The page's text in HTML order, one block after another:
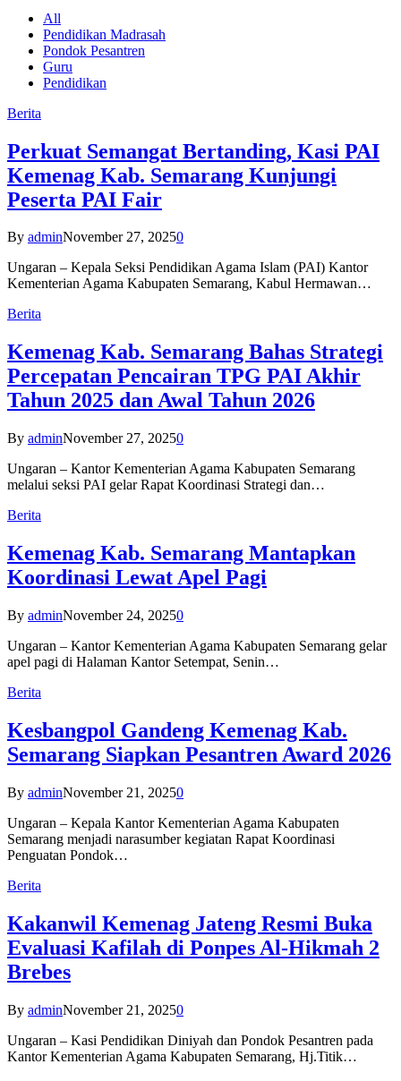
All
Pendidikan Madrasah
Pondok Pesantren
Guru
Pendidikan
Berita
Perkuat Semangat Bertanding, Kasi PAI
Kemenag Kab. Semarang Kunjungi
Peserta PAI Fair
By adminNovember 27, 20250
Ungaran – Kepala Seksi Pendidikan Agama Islam (PAI) Kantor
Kementerian Agama Kabupaten Semarang, Kabul Hermawan…
Berita
Kemenag Kab. Semarang Bahas Strategi
Percepatan Pencairan TPG PAI Akhir
Tahun 2025 dan Awal Tahun 2026
By adminNovember 27, 20250
Ungaran – Kantor Kementerian Agama Kabupaten Semarang
melalui seksi PAI gelar Rapat Koordinasi Strategi dan…
Berita
Kemenag Kab. Semarang Mantapkan
Koordinasi Lewat Apel Pagi
By adminNovember 24, 20250
Ungaran – Kantor Kementerian Agama Kabupaten Semarang gelar
apel pagi di Halaman Kantor Setempat, Senin…
Berita
Kesbangpol Gandeng Kemenag Kab.
Semarang Siapkan Pesantren Award 2026
By adminNovember 21, 20250
Ungaran – Kepala Kantor Kementerian Agama Kabupaten
Semarang menjadi narasumber kegiatan Rapat Koordinasi
Penguatan Pondok…
Berita
Kakanwil Kemenag Jateng Resmi Buka
Evaluasi Kafilah di Ponpes Al-Hikmah 2
Brebes
By adminNovember 21, 20250
Ungaran – Kasi Pendidikan Diniyah dan Pondok Pesantren pada
Kantor Kementerian Agama Kabupaten Semarang, Hj.Titik…